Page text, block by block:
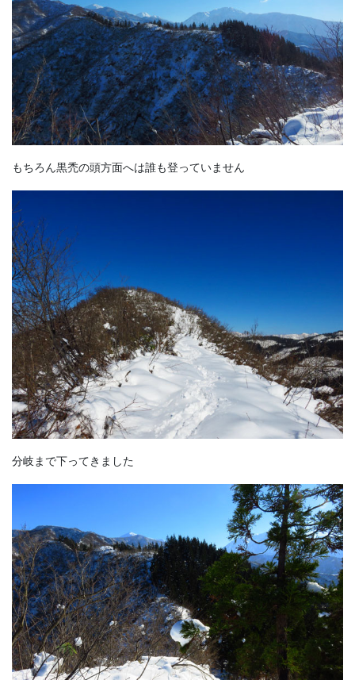
もちろん黒禿の頭方面へは誰も登っていません
分岐まで下ってきました